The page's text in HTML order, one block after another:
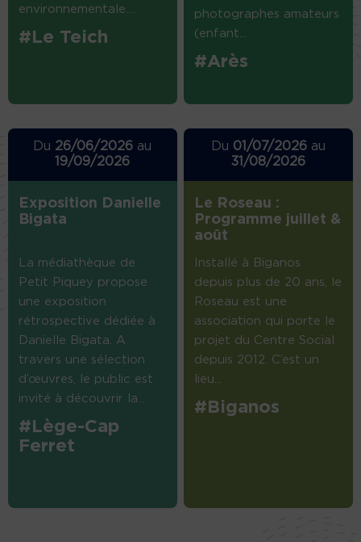
environnementale....
#Le Teich
photographes amateurs
(enfant...
#Arès
Du 26/06/2026 au
19/09/2026
Exposition Danielle
Bigata
La médiathèque de
Petit Piquey propose
une exposition
rétrospective dédiée à
Danielle Bigata. A
travers une sélection
d’œuvres, le public est
invité à découvrir la...
#Lège-Cap
Ferret
Du 01/07/2026 au
31/08/2026
Le Roseau :
Programme juillet &
août
Installé à Biganos
depuis plus de 20 ans, le
Roseau est une
association qui porte le
projet du Centre Social
depuis 2012. C’est un
lieu...
#Biganos